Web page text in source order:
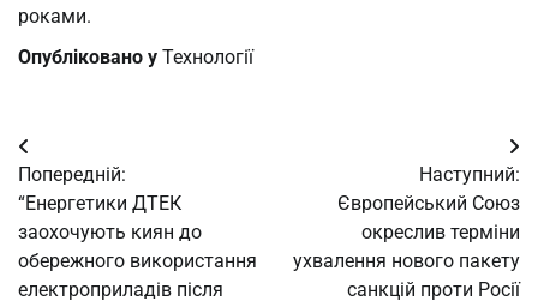
роками.
Опубліковано у Технології
Навігація
записів
Попередній:
“Енергетики ДТЕК
заохочують киян до
обережного використання
електроприладів після
Наступний:
Європейський Союз
окреслив терміни
ухвалення нового пакету
санкцій проти Росії